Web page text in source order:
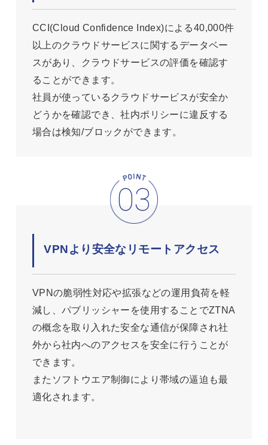
CCI(Cloud Confidence Index)による40,000件
以上のクラウドサービスに関するデータベー
スがあり、クラウドサービスの評価を確認す
ることができます。
社員が使っているクラウドサービスが安全か
どうかを確認でき、社内ポリシーに違反する
場合は検知/ブロックができます。
VPNより安全なリモートアクセス
VPNの脆弱性対応や拡張などの運用負荷を軽
減し、パブリッシャーを使用することでZTNA
の概念を取り入れた安全な通信が保障され社
外から社内へのアクセスを安全に行うことが
できます。
またソフトウエア制御により帯域の逼迫も最
適化されます。